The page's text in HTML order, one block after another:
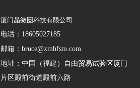
厦门晶微圆科技有限公司
电话： 18605027185
邮箱：bruce@xmhfsm.com
地址：中国（福建）自由贸易试验区厦门
片区殿前街道殿前六路